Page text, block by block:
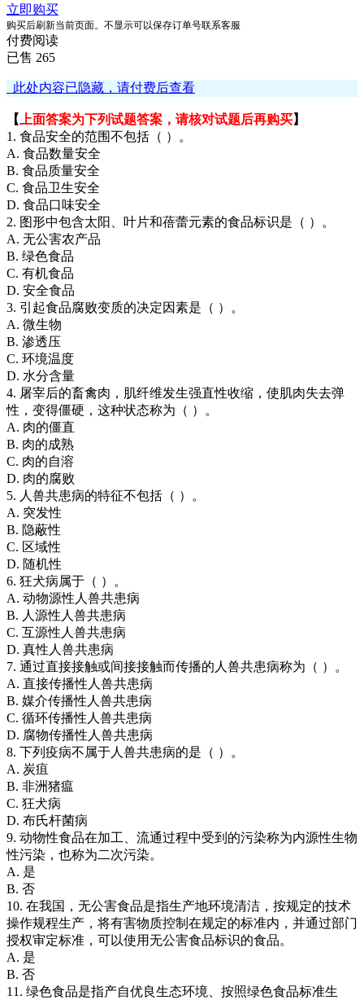
立即购买
购买后刷新当前页面。不显示可以保存订单号联系客服
付费阅读
已售 265
此处内容已隐藏，请付费后查看
【 上面答案为下列试题答案，请核对试题后再购买】
1. 食品安全的范围不包括（ ）。
A. 食品数量安全
B. 食品质量安全
C. 食品卫生安全
D. 食品口味安全
2. 图形中包含太阳、叶片和蓓蕾元素的食品标识是（ ）。
A. 无公害农产品
B. 绿色食品
C. 有机食品
D. 安全食品
3. 引起食品腐败变质的决定因素是（ ）。
A. 微生物
B. 渗透压
C. 环境温度
D. 水分含量
4. 屠宰后的畜禽肉，肌纤维发生强直性收缩，使肌肉失去弹
性，变得僵硬，这种状态称为（ ）。
A. 肉的僵直
B. 肉的成熟
C. 肉的自溶
D. 肉的腐败
5. 人兽共患病的特征不包括（ ）。
A. 突发性
B. 隐蔽性
C. 区域性
D. 随机性
6. 狂犬病属于（ ）。
A. 动物源性人兽共患病
B. 人源性人兽共患病
C. 互源性人兽共患病
D. 真性人兽共患病
7. 通过直接接触或间接接触而传播的人兽共患病称为（ ）。
A. 直接传播性人兽共患病
B. 媒介传播性人兽共患病
C. 循环传播性人兽共患病
D. 腐物传播性人兽共患病
8. 下列疫病不属于人兽共患病的是（ ）。
A. 炭疽
B. 非洲猪瘟
C. 狂犬病
D. 布氏杆菌病
9. 动物性食品在加工、流通过程中受到的污染称为内源性生物
性污染，也称为二次污染。
A. 是
B. 否
10. 在我国，无公害食品是指生产地环境清洁，按规定的技术
操作规程生产，将有害物质控制在规定的标准内，并通过部门
授权审定标准，可以使用无公害食品标识的食品。
A. 是
B. 否
11. 绿色食品是指产自优良生态环境、按照绿色食品标准生